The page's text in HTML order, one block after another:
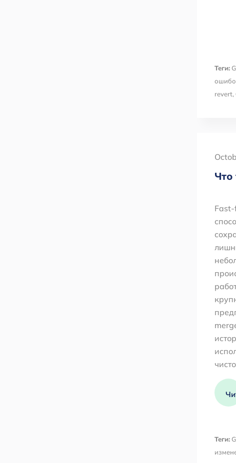
Теги:
revert,
Что
Теги: